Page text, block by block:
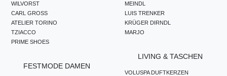
WILVORST
CARL GROSS
ATELIER TORINO
TZIACCO
PRIME SHOES
FESTMODE DAMEN
MEINDL
LUIS TRENKER
KRÜGER DIRNDL
MARJO
LIVING & TASCHEN
VOLUSPA DUFTKERZEN